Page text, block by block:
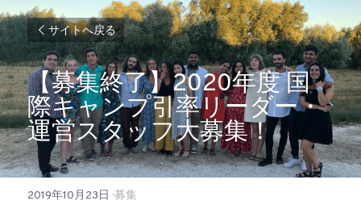
サイトへ戻る
【募集終了】2020年度 国
際キャンプ引率リーダー・
運営スタッフ大募集！
2019年10月23日 ·募集